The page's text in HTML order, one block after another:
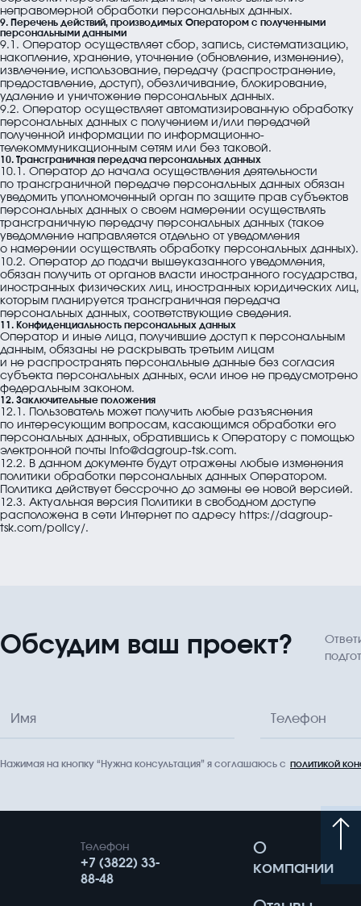
неправомерной обработки персональных данных.
9. Перечень действий, производимых Оператором с полученными
персональными данными
9.1. Оператор осуществляет сбор, запись, систематизацию,
накопление, хранение, уточнение (обновление, изменение),
извлечение, использование, передачу (распространение,
предоставление, доступ), обезличивание, блокирование,
удаление и уничтожение персональных данных.
9.2. Оператор осуществляет автоматизированную обработку
персональных данных с получением и/или передачей
полученной информации по информационно-
телекоммуникационным сетям или без таковой.
10. Трансграничная передача персональных данных
10.1. Оператор до начала осуществления деятельности
по трансграничной передаче персональных данных обязан
уведомить уполномоченный орган по защите прав субъектов
персональных данных о своем намерении осуществлять
трансграничную передачу персональных данных (такое
уведомление направляется отдельно от уведомления
о намерении осуществлять обработку персональных данных).
10.2. Оператор до подачи вышеуказанного уведомления,
обязан получить от органов власти иностранного государства,
иностранных физических лиц, иностранных юридических лиц,
которым планируется трансграничная передача
персональных данных, соответствующие сведения.
11. Конфиденциальность персональных данных
Оператор и иные лица, получившие доступ к персональным
данным, обязаны не раскрывать третьим лицам
и не распространять персональные данные без согласия
субъекта персональных данных, если иное не предусмотрено
федеральным законом.
12. Заключительные положения
12.1. Пользователь может получить любые разъяснения
по интересующим вопросам, касающимся обработки его
персональных данных, обратившись к Оператору с помощью
электронной почты info@dagroup-tsk.com.
12.2. В данном документе будут отражены любые изменения
политики обработки персональных данных Оператором.
Политика действует бессрочно до замены ее новой версией.
12.3. Актуальная версия Политики в свободном доступе
расположена в сети Интернет по адресу https://dagroup-
tsk.com/policy/.
Обсудим ваш проект?
Имя Телефон
Нажимая на кнопку “Нужна консультация” я соглашаюсь с политикой
Телефон
+7 (3822) 33-
88-48
О
компании